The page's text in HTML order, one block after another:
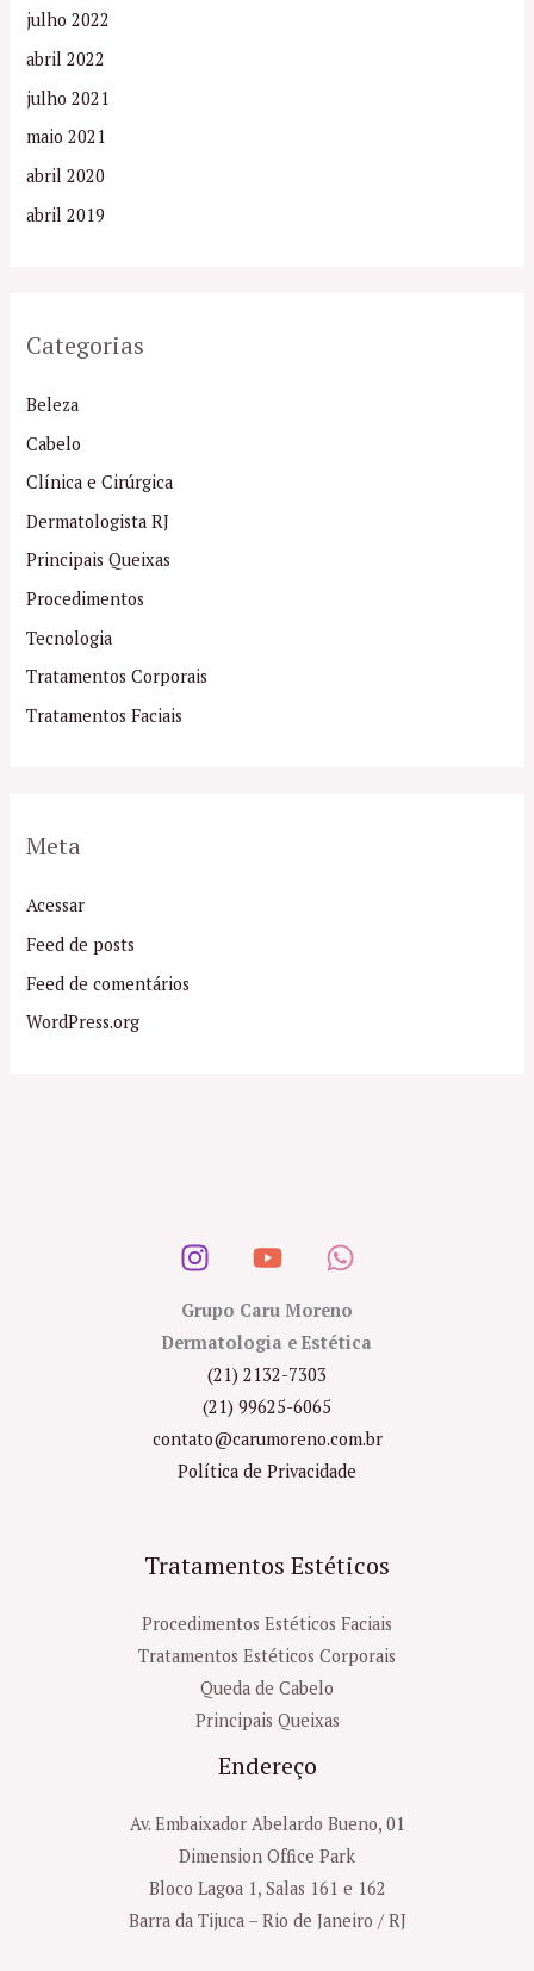
julho 2022
abril 2022
julho 2021
maio 2021
abril 2020
abril 2019
Categorias
Beleza
Cabelo
Clínica e Cirúrgica
Dermatologista RJ
Principais Queixas
Procedimentos
Tecnologia
Tratamentos Corporais
Tratamentos Faciais
Meta
Acessar
Feed de posts
Feed de comentários
WordPress.org
Grupo Caru Moreno
Dermatologia e Estética
(21) 2132-7303
(21) 99625-6065
contato@carumoreno.com.br
Política de Privacidade
Tratamentos Estéticos
Procedimentos Estéticos Faciais
Tratamentos Estéticos Corporais
Queda de Cabelo
Principais Queixas
Endereço
Av. Embaixador Abelardo Bueno, 01
Dimension Office Park
Bloco Lagoa 1, Salas 161 e 162
Barra da Tijuca – Rio de Janeiro / RJ